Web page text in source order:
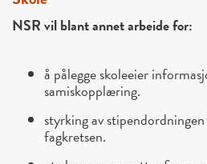
NSR vil blant annet arbeide for:
å pålegge skoleeier
samiskopplæring.
styrking av
fagkretsen.